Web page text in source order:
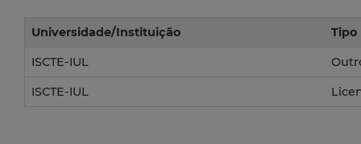
Universidade/Instituição Tipo
ISCTE-IUL
ISCTE-IUL